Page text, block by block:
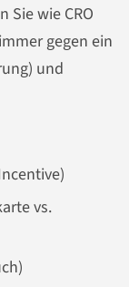
wie CRO
gegen ein
und
vs.